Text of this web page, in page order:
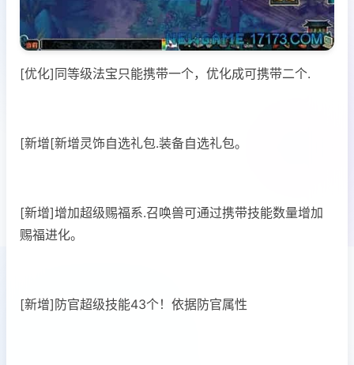
[优化]同等级法宝只能携带一个，优化成可携带二个.
[新增[新增灵饰自选礼包.装备自选礼包。
[新增]增加超级赐福系.召唤兽可通过携带技能数量增加
赐福进化。
[新增]防官超级技能43个！依据防官属性